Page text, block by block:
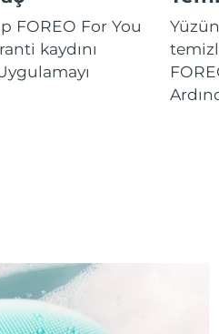
FOREO For You
kaydını